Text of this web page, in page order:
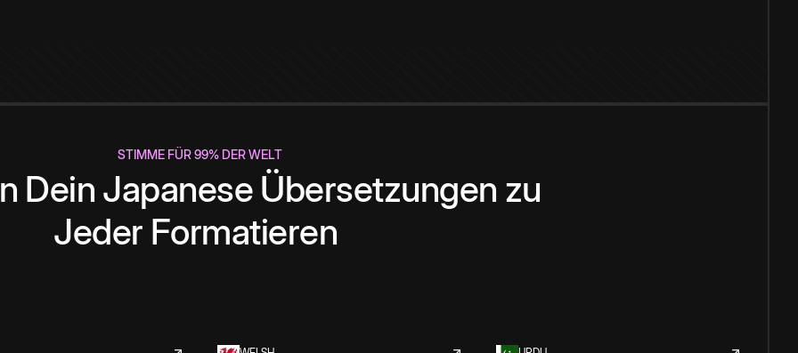
STIMME FÜR 99% DER WELT
Dein Japanese Übersetzungen zu
Jeder Formatieren